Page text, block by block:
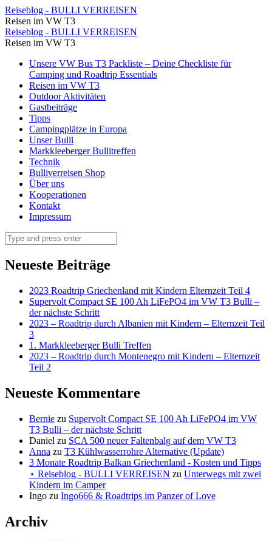
⋆
Reiseblog
-
BULLI
VERREISEN
Reiseblog - BULLI VERREISEN
Reisen im VW T3
⋆
Reiseblog
BULLI
VERREISEN
Reiseblog - BULLI VERREISEN
Reisen im VW T3
Skip
content
Unsere VW Bus T3 Packliste – Deine Checkliste für
Camping und Roadtrip Essentials
Reisen im VW T3
Outdoor Aktivitäten
Gastbeiträge
Tipps
Campingplätze in Europa
Unser Bulli
Markkleeberger Bullitreffen
Technik
Bulliverreisen Shop
Über uns
Kooperationen
Kontakt
Impressum
Search
Neueste Beiträge
2023 Roadtrip Griechenland mit Kindern Elternzeit Teil 4
Supervolt Compact SE 100 Ah LiFePO4 im VW T3 Bulli –
der nächste Schritt
2023 – Roadtrip durch Albanien mit Kindern – Elternzeit Teil
3
1. Markkleeberger Bulli Treffen
2023 – Roadtrip durch Montenegro mit Kindern – Elternzeit
Teil 2
Neueste Kommentare
Bernie zu Supervolt Compact SE 100 Ah LiFePO4 im VW
T3 Bulli – der nächste Schritt
Daniel zu SCA 500 neuer Faltenbalg auf dem VW T3
Anna zu T3 Kühlwasserrohre Alternative (Update)
3 Monate Roadtrip Balkan Griechenland - Kosten und Tipps
⋆ Reiseblog - BULLI VERREISEN zu Unterwegs mit zwei
Kindern im Camper
Ingo zu Ingo666 & Roadtrips im Panzer of Love
Archiv